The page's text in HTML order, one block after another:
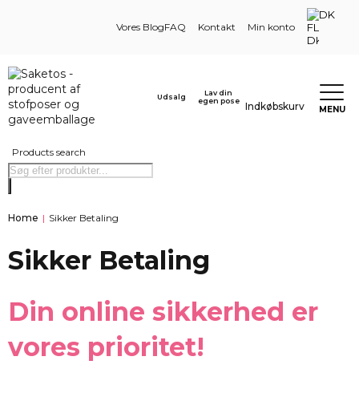
Vores BlogFAQ Kontakt Min konto
DK
Products search
Udsalg
Lav din
egen pose
Indkøbskurv MENU
Home | Sikker Betaling
Sikker Betaling
Din online sikkerhed er
vores prioritet!